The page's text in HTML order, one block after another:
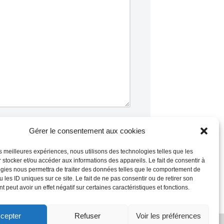
Gérer le consentement aux cookies
meilleures expériences, nous utilisons des technologies telles que les
stocker et/ou accéder aux informations des appareils. Le fait de consentir à
nous permettra de traiter des données telles que le comportement de
les ID uniques sur ce site. Le fait de ne pas consentir ou de retirer son
peut avoir un effet négatif sur certaines caractéristiques et fonctions.
Refuser Voir les préférences
sont traitées.
Mentions Légales